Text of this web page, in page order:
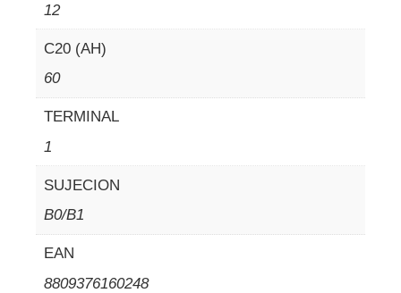
12
C20 (AH)
60
TERMINAL
1
SUJECION
B0/B1
EAN
8809376160248